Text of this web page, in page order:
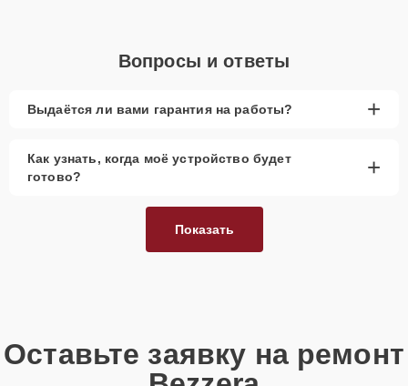
Вопросы и ответы
Выдаётся ли вами гарантия на работы? +
Как узнать, когда моё устройство будет
готово?
+
Показать
Оставьте заявку на ремонт